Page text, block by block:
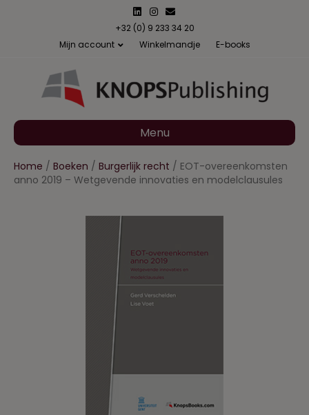
n
n
s
a
m
m
a
l
+32 (0) 9 233 34 20
Mijn account
Winkelmandje E-books
Menu
Home / Boeken / Burgerlijk recht / EOT-overeenkomsten
anno 2019 – Wetgevende innovaties en modelclausules